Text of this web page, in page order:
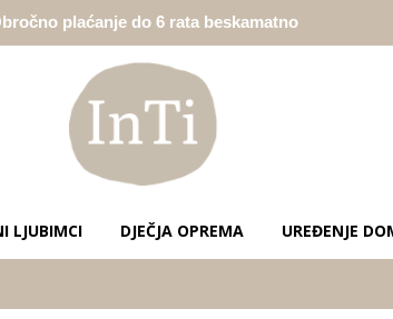
plaćanje do 6 rata beskamatno
LJUBIMCI DJEČJA OPREMA UREĐENJE